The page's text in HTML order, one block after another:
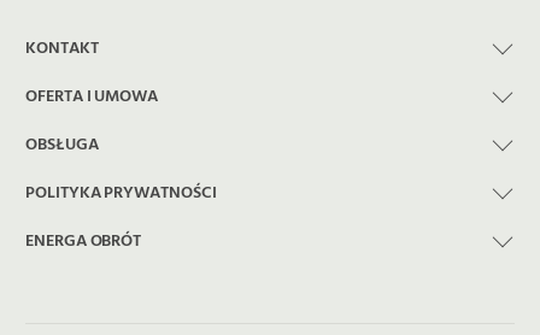
KONTAKT
OFERTA I UMOWA
OBSŁUGA
POLITYKA PRYWATNOŚCI
ENERGA OBRÓT